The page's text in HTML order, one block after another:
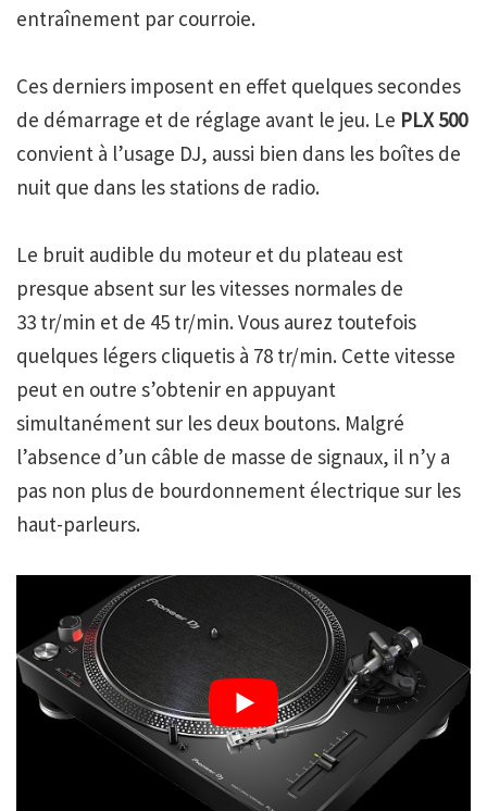
entraînement par courroie.
Ces derniers imposent en effet quelques secondes
de démarrage et de réglage avant le jeu. Le PLX 500
convient à l’usage DJ, aussi bien dans les boîtes de
nuit que dans les stations de radio.
Le bruit audible du moteur et du plateau est
presque absent sur les vitesses normales de
33 tr/min et de 45 tr/min. Vous aurez toutefois
quelques légers cliquetis à 78 tr/min. Cette vitesse
peut en outre s’obtenir en appuyant
simultanément sur les deux boutons. Malgré
l’absence d’un câble de masse de signaux, il n’y a
pas non plus de bourdonnement électrique sur les
haut-parleurs.